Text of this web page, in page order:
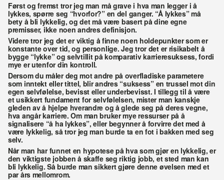
Først og fremst tror jeg man må grave i hva man legger i å
lykkes, spørre seg “hvorfor?” en del ganger. “Å lykkes” må
bety å bli lykkelig, og det må være basert på dine egne
premisser, ikke noen andres definisjon.
Videre tror jeg det er viktig å finne noen holdepunkter som er
konstante over tid, og personlige. Jeg tror det er risikabelt å
bygge “lykke” og selvtillit på komparativ karrieresuksess, fordi
mye er utenfor din kontroll.
Dersom du måler deg mot andre på overfladiske parametere
som inntekt eller tittel, blir andres “suksess” en trussel mot din
egen selvfølelse, bevisst eller underbevisst. I tillegg til å være
et usikkert fundament for selvfølelsen, mister man kanskje
gleden av å hjelpe hverandre og å glede seg på deres vegne,
hva angår karriere. Om man bruker mye ressurser på å
signalisere “å ha lykkes”, eller begynner å forvirre det med å
være lykkelig, så tror jeg man burde ta en fot i bakken med seg
selv.
Når man har funnet en hypotese på hva som gjør en lykkelig, er
den viktigste jobben å skaffe seg riktig jobb, et sted man kan
bli lykkelig. Så burde man sikkert gjøre denne øvelsen med et
par års mellomrom.